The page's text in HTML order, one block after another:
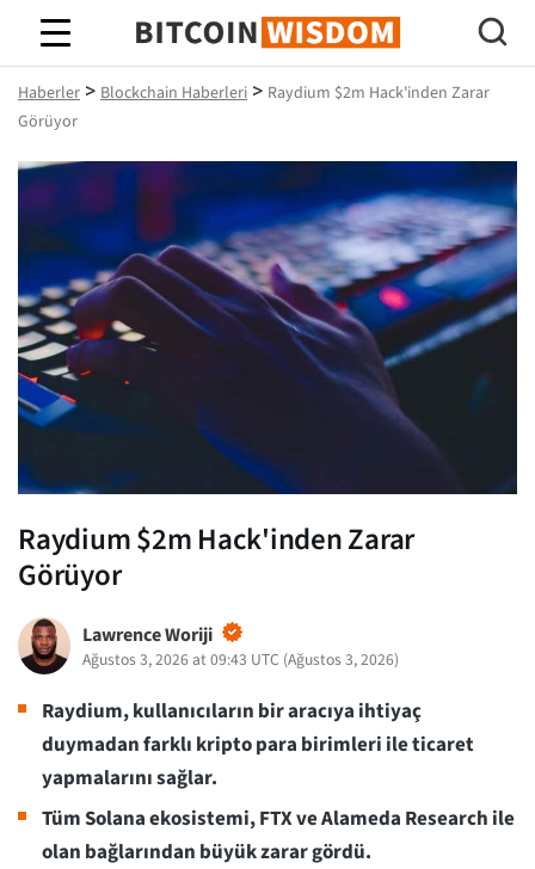
Bitcoin Bilgeliği
Haberler > Blockchain Haberleri > Raydium $2m Hack'inden Zarar
Görüyor
Raydium $2m Hack'inden Zarar
Görüyor
Lawrence Woriji
Ağustos 3, 2026 at 09:43 UTC (Ağustos 3, 2026)
Raydium, kullanıcıların bir aracıya ihtiyaç
duymadan farklı kripto para birimleri ile ticaret
yapmalarını sağlar.
Tüm Solana ekosistemi, FTX ve Alameda Research ile
olan bağlarından büyük zarar gördü.